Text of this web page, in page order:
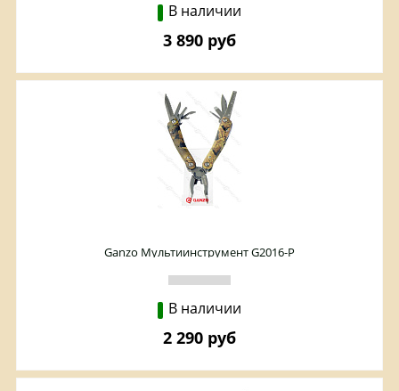
В наличии
3 890 руб
Ganzo Мультиинструмент G2016-P
В наличии
2 290 руб